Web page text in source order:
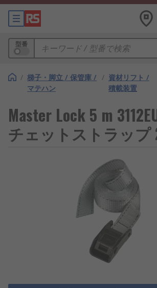
型番
/ 梯子・脚立 / 保管庫 /
マテハン
/ 資材リフト /
積載装置
Master Lock 5 m
チェットストラップ